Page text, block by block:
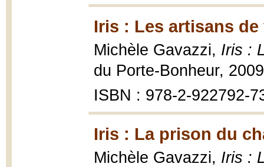
Iris : Les artisans de
Michèle Gavazzi, Iris :
du Porte-Bonheur, 2009
ISBN : 978-2-922792-
Iris : La prison du
Michèle Gavazzi, Iris :